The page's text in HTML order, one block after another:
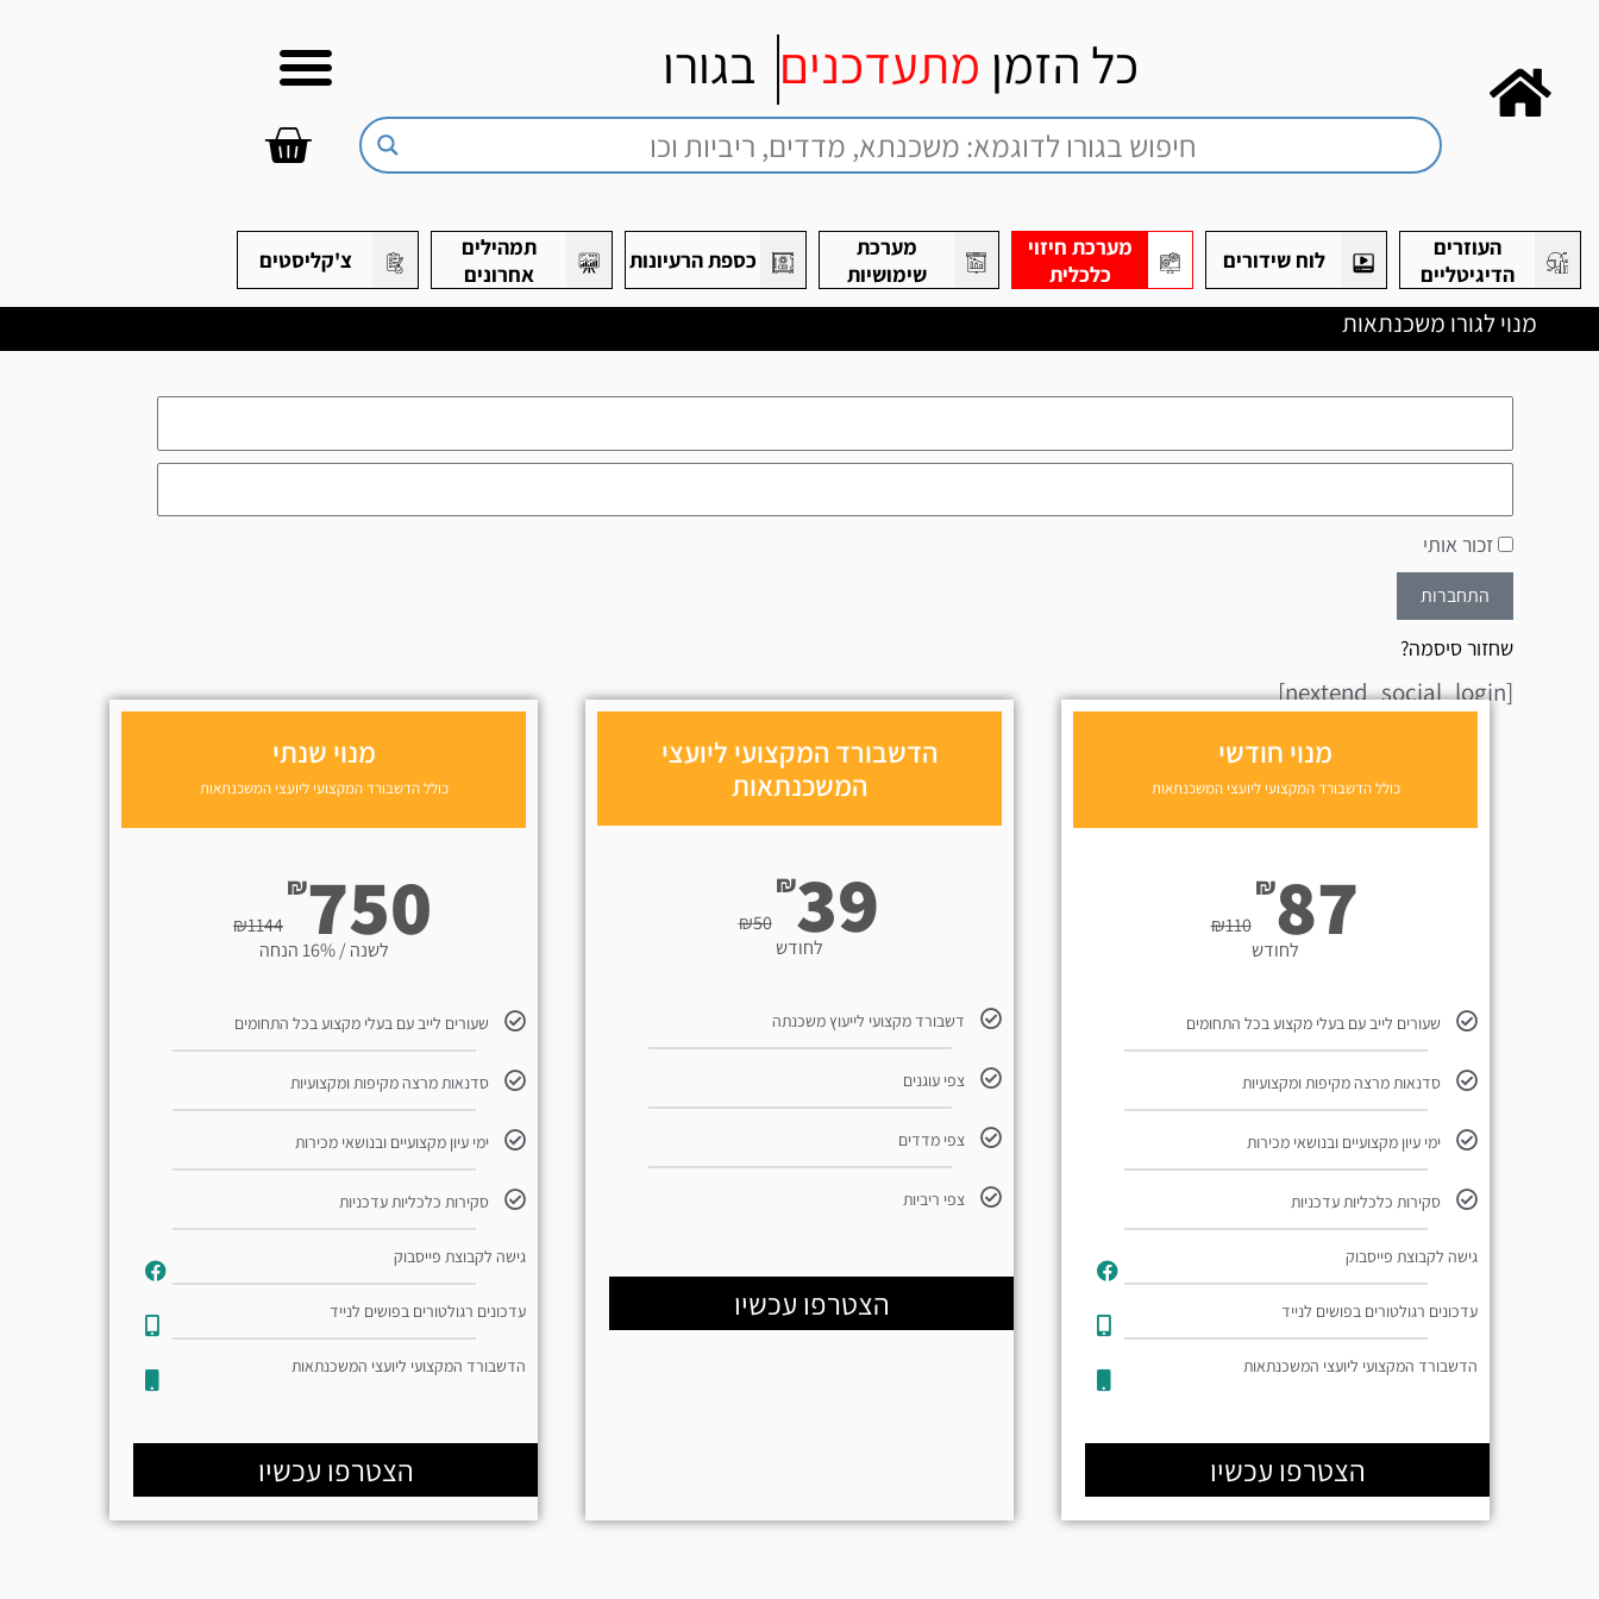
כל הזמן מתעדכנים בגורו
עגלת
העוזרים
הדיגיטליים
לוח שידורים
מערכת חיזוי
כלכלית
מערכת
שימושיות
כספת הרעיונות
תמהילים
אחרונים
צ'קליסטים
מנוי לגורו משכנתאות
זכור אותי
התחברות
שחזור סיסמה?
[nextend_social_login]
מנוי חודשי
כולל הדשבורד המקצועי ליועצי המשכנתאות
₪110
₪87לחודש
שעורים לייב עם בעלי מקצוע בכל התחומים
סדנאות מרצה מקיפות ומקצועיות
ימי עיון מקצועיים ובנושאי מכירות
סקירות כלכליות עדכניות
גישה לקבוצת פייסבוק
עדכונים רגולטורים בפושים לנייד​
הדשבורד המקצועי ליועצי המשכנתאות
הצטרפו עכשיו
הדשבורד המקצועי ליועצי
המשכנתאות
₪50
₪39
לחודש
דשבורד מקצועי לייעוץ משכנתה
צפי עוגנים
צפי מדדים
צפי ריביות
הצטרפו עכשיו
מנוי שנתי
כולל הדשבורד המקצועי ליועצי המשכנתאות
₪1144
₪750
לשנה / 16% הנחה
שעורים לייב עם בעלי מקצוע בכל התחומים
סדנאות מרצה מקיפות ומקצועיות
ימי עיון מקצועיים ובנושאי מכירות
סקירות כלכליות עדכניות
גישה לקבוצת פייסבוק
עדכונים רגולטורים בפושים לנייד​
הדשבורד המקצועי ליועצי המשכנתאות
הצטרפו עכשיו